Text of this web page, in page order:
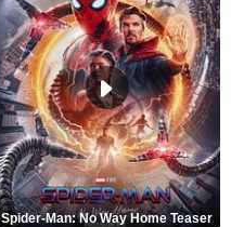
Spider-Man: No Way Home Teaser